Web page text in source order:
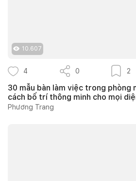
10.607
4 0 2
30 mẫu bàn làm việc trong phòng
cách bố trí thông minh cho mọi
Phương Trang